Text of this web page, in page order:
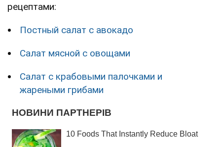
рецептами:
Постный салат с авокадо
Салат мясной с овощами
Салат с крабовыми палочками и
жареными грибами